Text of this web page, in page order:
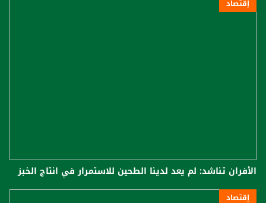
إقتصاد
الأفران تناشد: لم يعد لدينا الطحين للاستمرار في انتاج الخبز
إقتصاد